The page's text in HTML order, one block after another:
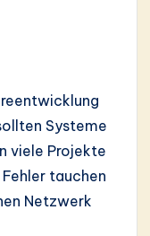
Systeme
viele Projekte
tauchen
Netzwerk